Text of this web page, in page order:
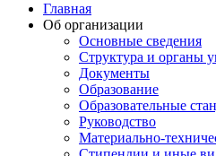
Главная
Об организации
Основные сведения
Структура и органы
Документы
Образование
Образовательные
Руководство
Материально-